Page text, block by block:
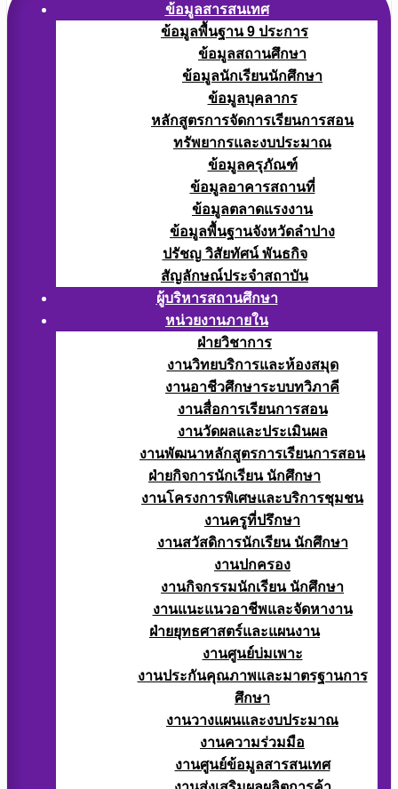
ข้อมูลสารสนเทศ
ข้อมูลพื้นฐาน 9 ประการ
ข้อมูลสถานศึกษา
ข้อมูลนักเรียนนักศึกษา
ข้อมูลบุคลากร
หลักสูตรการจัดการเรียนการสอน
ทรัพยากรและงบประมาณ
ข้อมูลครุภัณฑ์
ข้อมูลอาคารสถานที่
ข้อมูลตลาดแรงงาน
ข้อมูลพื้นฐานจังหวัดลำปาง
ปรัชญ วิสัยทัศน์ พันธกิจ
สัญลักษณ์ประจำสถาบัน
ผู้บริหารสถานศึกษา
หน่วยงานภายใน
ฝ่ายวิชาการ
งานวิทยบริการและห้องสมุด
งานอาชีวศึกษาระบบทวิภาคี
งานสื่อการเรียนการสอน
งานวัดผลและประเมินผล
งานพัฒนาหลักสูตรการเรียนการสอน
ฝ่ายกิจการนักเรียน นักศึกษา
งานโครงการพิเศษและบริการชุมชน
งานครูที่ปรึกษา
งานสวัสดิการนักเรียน นักศึกษา
งานปกครอง
งานกิจกรรมนักเรียน นักศึกษา
งานแนะแนวอาชีพและจัดหางาน
ฝ่ายยุทธศาสตร์และแผนงาน
งานศูนย์บ่มเพาะ
งานประกันคุณภาพและมาตรฐานการ
ศึกษา
งานวางแผนและงบประมาณ
งานความร่วมมือ
งานศูนย์ข้อมูลสารสนเทศ